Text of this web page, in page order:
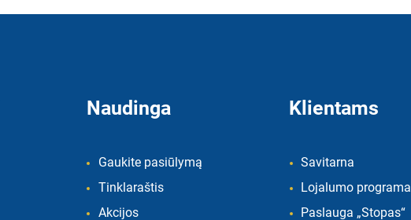
Naudinga
Gaukite pasiūlymą
Tinklaraštis
Akcijos
Klientams
Savitarna
Lojalumo programa
Paslauga „Stopas“